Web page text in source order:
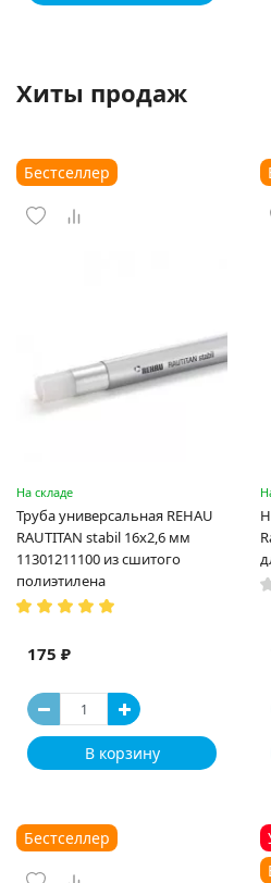
Хиты продаж
Бестселлер
На складе
Труба универсальная REHAU
RAUTITAN stabil 16х2,6 мм
11301211100 из сшитого
полиэтилена
175 ₽
В корзину
Бестселлер